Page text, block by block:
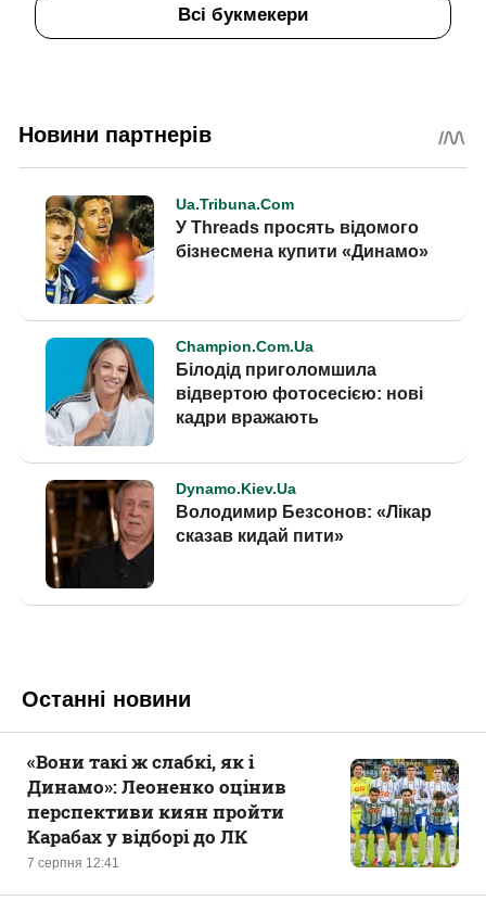
Всі букмекери
Останні новини
7 серпня 12:41
«Вони такі ж слабкі, як і
Динамо»: Леоненко оцінив
перспективи киян пройти
Карабах у відборі до ЛК